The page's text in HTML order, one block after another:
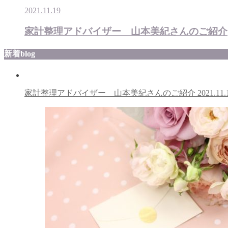
2021.11.19
家計整理アドバイザー 山本美紀さんのご紹介
新着blog
家計整理アドバイザー 山本美紀さんのご紹介